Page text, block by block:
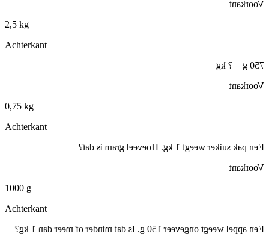
Voorkant
2,5 kg
Achterkant
750 g = ? kg
Voorkant
0,75 kg
Achterkant
Een pak suiker weegt 1 kg. Hoeveel gram is dat?
Voorkant
1000 g
Achterkant
Een appel weegt ongeveer 150 g. Is dat minder of meer dan 1 kg?